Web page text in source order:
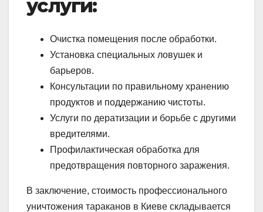
услуги:
Очистка помещения после обработки.
Установка специальных ловушек и
барьеров.
Консультации по правильному хранению
продуктов и поддержанию чистоты.
Услуги по дератизации и борьбе с другими
вредителями.
Профилактическая обработка для
предотвращения повторного заражения.
В заключение, стоимость профессионального
уничтожения тараканов в Киеве складывается